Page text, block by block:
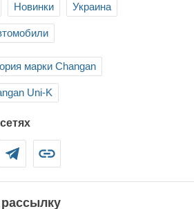
Новинки Украина
марки Changan
Uni-K